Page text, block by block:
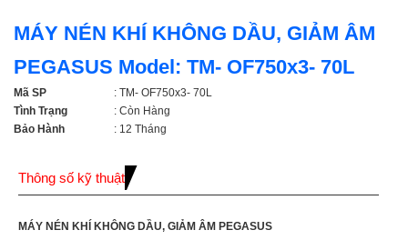
MÁY NÉN KHÍ KHÔNG DẦU, GIẢM ÂM
PEGASUS Model: TM- OF750x3- 70L
Mã SP
: TM- OF750x3- 70L
Tình Trạng
: Còn Hàng
Bảo Hành
: 12 Tháng
Thông số kỹ thuật
MÁY NÉN KHÍ KHÔNG DẦU, GIẢM ÂM PEGASUS